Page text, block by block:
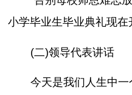
小学毕业生毕业典礼现在
(二)领导代表讲话
今天是我们人生中